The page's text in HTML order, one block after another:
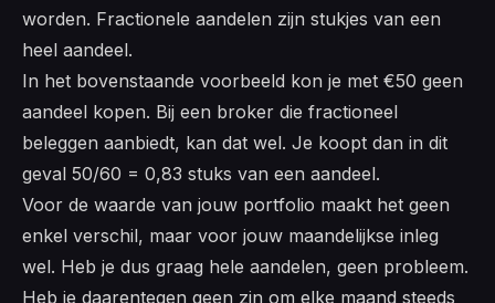
worden. Fractionele aandelen zijn stukjes van een
heel aandeel.
In het bovenstaande voorbeeld kon je met €50 geen
aandeel kopen. Bij een broker die fractioneel
beleggen aanbiedt, kan dat wel. Je koopt dan in dit
geval 50/60 = 0,83 stuks van een aandeel.
Voor de waarde van jouw portfolio maakt het geen
enkel verschil, maar voor jouw maandelijkse inleg
wel. Heb je dus graag hele aandelen, geen probleem.
Heb je daarentegen geen zin om elke maand steeds